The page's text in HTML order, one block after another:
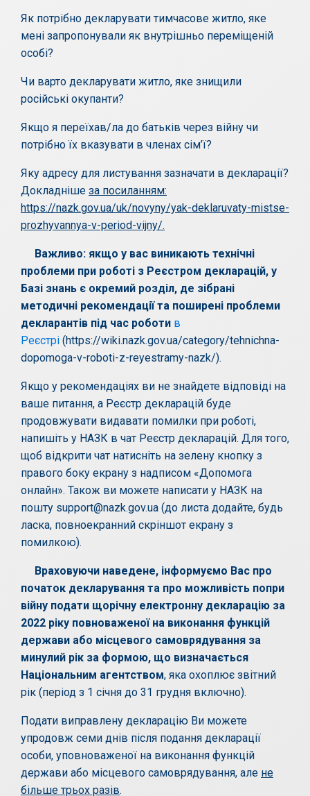
Як потрібно декларувати тимчасове житло, яке
мені запропонували як внутрішньо переміщеній
особі?
Чи варто декларувати житло, яке знищили
російські окупанти?
Якщо я переїхав/ла до батьків через війну чи
потрібно їх вказувати в членах сім’ї?
Яку адресу для листування зазначати в декларації?
Докладніше за посиланням:
https://nazk.gov.ua/uk/novyny/yak-deklaruvaty-mistse-
prozhyvannya-v-period-vijny/.
Важливо: якщо у вас виникають технічні
проблеми при роботі з Реєстром декларацій, у
Базі знань є окремий розділ, де зібрані
методичні рекомендації та поширені проблеми
декларантів під час роботи в
Реєстрі (https://wiki.nazk.gov.ua/category/tehnichna-
dopomoga-v-roboti-z-reyestramy-nazk/).
Якщо у рекомендаціях ви не знайдете відповіді на
ваше питання, а Реєстр декларацій буде
продовжувати видавати помилки при роботі,
напишіть у НАЗК в чат Реєстр декларацій. Для того,
щоб відкрити чат натисніть на зелену кнопку з
правого боку екрану з надписом «Допомога
онлайн». Також ви можете написати у НАЗК на
пошту support@nazk.gov.ua (до листа додайте, будь
ласка, повноекранний скріншот екрану з
помилкою).
Враховуючи наведене, інформуємо Вас про
початок декларування та про можливість попри
війну подати щорічну електронну декларацію за
2022 ріку повноваженої на виконання функцій
держави або місцевого самоврядування за
минулий рік за формою, що визначається
Національним агентством, яка охоплює звітний
рік (період з 1 січня до 31 грудня включно).
Подати виправлену декларацію Ви можете
упродовж семи днів після подання декларації
особи, уповноваженої на виконання функцій
держави або місцевого самоврядування, але не
більше трьох разів.